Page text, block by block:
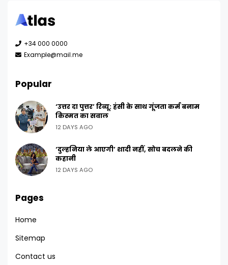
+34 000 0000
Example@mail.me
Popular
‘उत्तर दा पुत्तर’ रिव्यू: हंसी के साथ गूंजता कर्म बनाम
किस्मत का सवाल
12 DAYS AGO
‘दुल्हनिया ले आएगी’ शादी नहीं, सोच बदलने की
कहानी
12 DAYS AGO
Pages
Home
Sitemap
Contact us